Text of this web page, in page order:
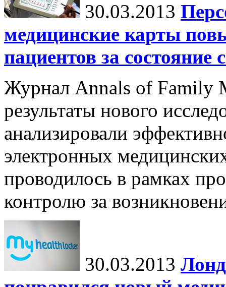
30.03.2013
медицинские карты
пациентов за состояние
Журнал Annals of Family
результаты нового
анализировали
электронных
проводилось в рамках
контролю за
30.03.2013